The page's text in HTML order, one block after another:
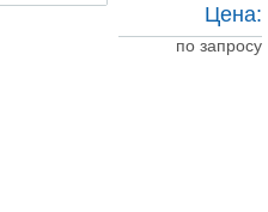
Цена:
по запросу